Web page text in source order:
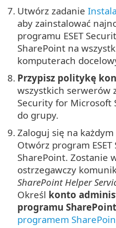
7. Utwórz zadanie
aby zainstalować
programu ESET
SharePoint na
komputerach
8. Przypisz politykę
wszystkich serwerów
Security for Microsoft
do grupy.
9. Zaloguj się na
Otwórz program
SharePoint. Zostanie
ostrzegawczy
SharePoint Helper
Określ konto
programu SharePoint
programem